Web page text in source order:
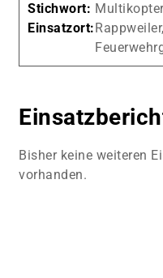
Stichwort:
Einsatzort:Rappweiler,
Bisher keine weiteren
vorhanden.